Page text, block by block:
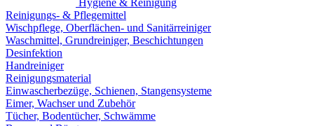
Hygiene & Reinigung
Reinigungs- & Pflegemittel
Wischpflege, Oberflächen- und Sanitärreiniger
Waschmittel, Grundreiniger, Beschichtungen
Desinfektion
Handreiniger
Reinigungsmaterial
Einwascherbezüge, Schienen, Stangensysteme
Eimer, Wachser und Zubehör
Tücher, Bodentücher, Schwämme